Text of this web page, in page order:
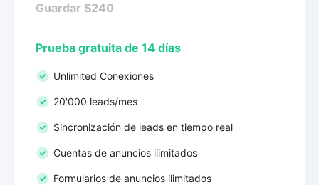
Guardar $240
Prueba gratuita de 14 días
Unlimited Conexiones
20'000 leads/mes
Sincronización de leads en tiempo real
Cuentas de anuncios ilimitados
Formularios de anuncios ilimitados